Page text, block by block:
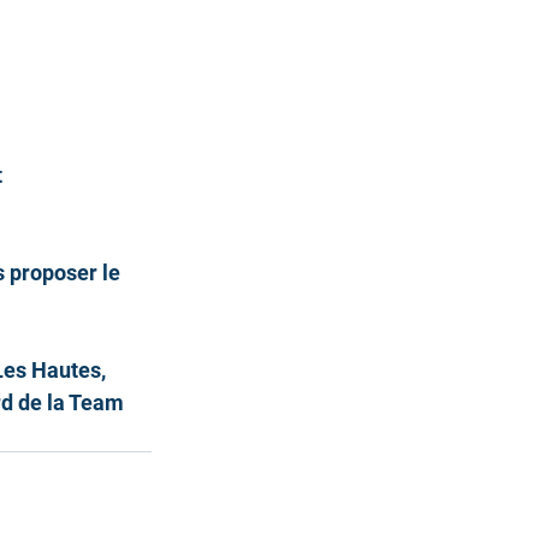
proposer le
Hautes,
de la Team